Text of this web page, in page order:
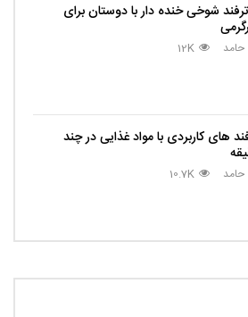
9 ترفند شوخی خنده دار با دوستان برای
حامد 12K
های کاربردی با مواد غذایی در چند
حامد 10.7K